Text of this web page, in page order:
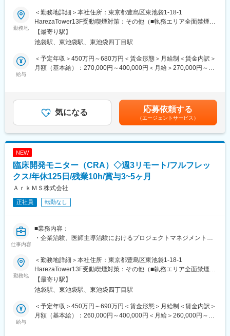
・臨床研究におけるデータマネジメント業務全般
・EDC構築、維持管理全般
■就業環境
・フルフレックス制度（コアタイムなし）
・リモート勤務あり
・平均残業時間は月10時間と少なめで、ワークライフバランスを
・退職金・財形貯蓄・従業員持株会、遺族年金、カフェテリアプ
ランなど、大手グループならではの手厚い制度
・定期健診、婦人科検診、人間ドック補助、ストレスチェックな
・育休取得率・復帰率ともに100％。男性社員の育休実績もあり
・介護・看護休暇、時短勤務、在宅勤務の組み合わせも柔軟に運
用
■キャリア支援
・3年でリーダー職、5年でマネージャー職を目指せる昇格制度
弊社は現状に満足することなく常に革新を追求し続けます。製造
販売後調査事業、臨床開発事業、臨床研究事業、リアルワールド
データ事業に加え、医療機器、再生医療、デジタル治療、アプリ
を活用した予防やケアの領域においても、プロフェッショナル集
最前線で求められるプレシジョンメディシンやデータを利活用し
たエビデンスの創出など、日々進化し続ける医療・ヘルスケア業
勤務地
＜勤務地詳細＞本社住所：東京都豊島区東池袋1-18-1
HarezaTower13F受動喫煙対策：その他（■執務エリア全面禁煙）
変更の範囲：会社の定める事業所
【最寄り駅】
池袋駅、東池袋駅、東池袋四丁目駅
給与
＜予定年収＞450万円～680万円＜賃金形態＞月給制＜賃金内訳＞
月額（基本給）：270,000円～400,000円＜月給＞270,000円～
あり、選考を通じて上下する可能性があります。月給(月額)は固定
手当を含めた表記です。
気になる 応募依頼する
（エージェントサービス）
NEW
臨床開発モニター（CRA）◇週3リモート/フルフレッ
クス/年休125日/残業10h/賞与3~5ヶ月
ＡｒｋＭＳ株式会社
正社員 転勤なし
仕事内容
■業務内容：
・企業治験、医師主導治験におけるプロジェクトマネジメント
■就業環境
・フルフレックス制度（コアタイムなし）
・リモート勤務あり
・平均残業時間は月10時間と少なめで、ワークライフバランスを
重視
・短時間勤務制度（最短6時間）あり
勤務地
＜勤務地詳細＞本社住所：東京都豊島区東池袋1-18-1
HarezaTower13F受動喫煙対策：その他（■執務エリア全面禁煙）
変更の範囲：会社の定める事業所（リモートワーク含む）
【最寄り駅】
池袋駅、東池袋駅、東池袋四丁目駅
給与
＜予定年収＞450万円～690万円＜賃金形態＞月給制＜賃金内訳＞
月額（基本給）：260,000円～400,000円＜月給＞260,000円～